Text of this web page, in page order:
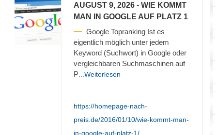
AUGUST 9, 2026 - WIE KOMMT
MAN IN GOOGLE AUF PLATZ 1
Google Topranking Ist es
eigentlich möglich unter jedem
Keyword (Suchwort) in Google oder
vergleichbaren Suchmaschinen auf
P ...Weiterlesen
https://homepage-nach-
preis.de/2016/01/10/wie-kommt-man-
in-google-auf-platz-1/